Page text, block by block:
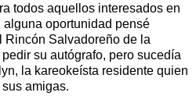
todos aquellos interesados en
alguna oportunidad pensé
Rincón Salvadoreño de la
su autógrafo, pero sucedía
la kareokeísta residente quien
amigas.